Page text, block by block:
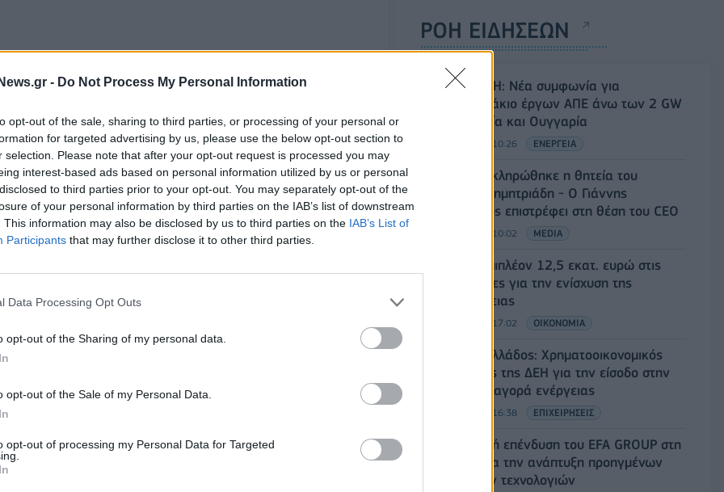
- Do Not Process My Personal Information
opt-out of the sale, sharing to third parties, or processing of your personal or
for targeted advertising by us, please use the below opt-out section to
selection. Please note that after your opt-out request is processed you may
interest-based ads based on personal information utilized by us or personal
to third parties prior to your opt-out. You may separately opt-out of the
of your personal information by third parties on the IAB’s list of downstream
This information may also be disclosed by us to third parties on the IAB’s List of
Participants that may further disclose it to other third parties.
Data Processing Opt Outs
opt-out of the Sharing of my personal data.
opt-out of the Sale of my Personal Data.
opt-out of processing my Personal Data for Targeted
τη στέγαση. Πρόκειται για το μεγαλύτερο
περισσότερο από το 40%του εισοδήματος
σε πληρωμές δανείων ή ενοικίων.
στο70%από78%το 2010, με αποτέλεσμα να
τις μονογονεϊκες οικογένειες, τους ενοικιαστές,
ιδιοκτήτες με στεγαστικό δάνειο.
Καθηγητής στο Πανεπιστήμιο Πειραιώς
να δημιουργήσουμε ένα ακόμη πρόβλημα
κατοχή α’ και β’ κατοικίας». Και συνέχισε:
επάρκεια οικιστικού δυναμικού». Ωστόσο, όπως
τη ζήτηση και περιορίζουν την προσφορά.
το δυνατό μας σημείο δεν είναι ο σχεδιασμός»
δημιουργία ενός κεντρικού φορέα, ο οποίος θα
ΡΟΗ ΕΙΔΗΣΕΩΝ
Όμιλος ΔΕΗ: Νέα συμφωνία για
χαρτοφυλάκιο έργων ΑΠΕ άνω των 2 GW
σε Πολωνία και Ουγγαρία
08/08/2026 - 10:26 ΕΝΕΡΓΕΙΑ
ΣΚΑΪ: Ολοκληρώθηκε η θητεία του
Γρηγόρη Δημητριάδη - Ο Γιάννης
Αλαφούζος επιστρέφει στη θέση του CEO
08/08/2026 - 10:02 MEDIA
ΥΠΑΑΤ: Επιπλέον 12,5 εκατ. ευρώ στις
Περιφέρειες για την ενίσχυση της
βιοασφάλειας
07/08/2026 - 17:02 ΟΙΚΟΝΟΜΙΑ
Deloitte Ελλάδος: Χρηματοοικονομικός
σύμβουλος της ΔΕΗ για την είσοδο στην
πολωνική αγορά ενέργειας
07/08/2026 - 16:38 ΕΠΙΧΕΙΡΗΣΕΙΣ
Στρατηγική επένδυση του EFA GROUP στη
Fractal για την ανάπτυξη προηγμένων
αμυντικών τεχνολογιών